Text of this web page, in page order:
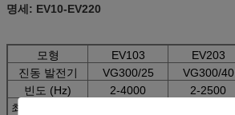
명세: EV10-EV220
모형 EV103 EV203
진동 발전기
VG300/25 VG300/40
빈도 (Hz)
2-4000 2-2500
최대 나가는 힘